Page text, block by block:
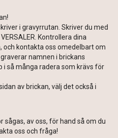
i gravyrrutan. Skriver du med
Kontrollera dina
kontakta oss omedelbart om
namnen i brickans
i så många radera som krävs för
av brickan, välj det också i
sågas, av oss, för hand så om du
oss och fråga!